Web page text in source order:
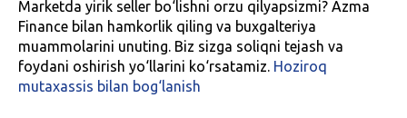
Marketda yirik seller bo‘lishni orzu qilyapsizmi? Azma
Finance bilan hamkorlik qiling va buxgalteriya
muammolarini unuting. Biz sizga soliqni tejash va
foydani oshirish yo‘llarini ko‘rsatamiz. Hoziroq
mutaxassis bilan bog‘lanish